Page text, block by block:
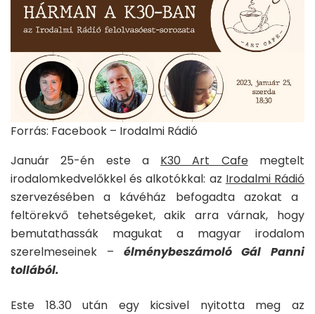
Forrás: Facebook – Irodalmi Rádió
Január 25-én este a K30 Art Cafemegtelt
irodalomkedvelőkkel és alkotókkal: az Irodalmi Rádió
szervezésében a kávéház befogadta azokat a
feltörekvő tehetségeket, akik arra várnak, hogy
bemutathassák magukat a magyar irodalom
szerelmeseinek – élménybeszámoló Gál Panni
tollából.
Este 18.30 után egy kicsivel nyitotta meg az